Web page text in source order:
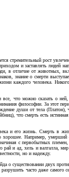
стремительный рост
и заставлять людей
в отличие от животных,
знание о смерти
каждого человека.
что можно сказать о
философии. За этот
души от тела (Платон),
что смерть есть
и его жизнь. Смерть в
хорошее. Например,
с первобытных
и ад, хель и валгалла,
но и надежду.
о существовании двух
часто даже